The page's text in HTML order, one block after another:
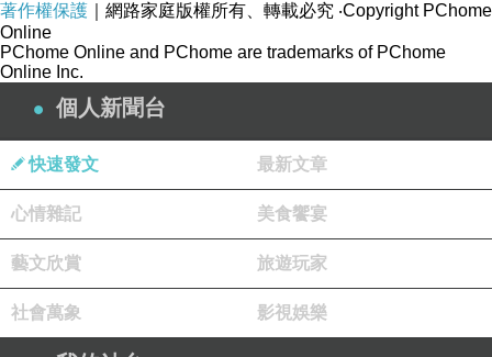
就只能慢不能快不要急
對你不能急
這個是什麼魚
孔雀
母的孔雀
只是他很多小
所以牠的尾巴沒有很明顯
對
母的孔雀尾巴不會很明顯
公的比較漂亮
應該邀我們一人一支一人顧一邊
著作權保護 ｜網路家庭版權所有、轉載必究 ‧Copyright PChome
Online
PChome Online and PChome are trademarks of PChome
Online Inc.
個人新聞台
快速發文 最新文章
心情雜記 美食饗宴
藝文欣賞 旅遊玩家
社會萬象 影視娛樂